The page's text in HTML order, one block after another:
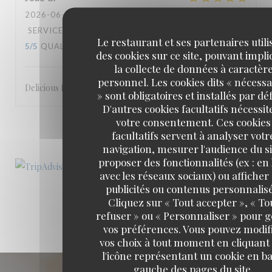
Le restaurant et ses partenaires
des cookies sur ce site, pouvant
la collecte de données à
personnel. Les cookies dits «
» sont obligatoires et installés par
D'autres cookies facultatifs
votre consentement. Ces cookies
facultatifs servent à analyser
navigation, mesurer l'audience du
proposer des fonctionnalités (ex : en
avec les réseaux sociaux) ou afficher
publicités ou contenus
Cliquez sur « Tout accepter », «
refuser » ou « Personnaliser » pour
vos préférences. Vous pouvez
vos choix à tout moment en
l'icône représentant un cookie en
gauche des pages du site.
2026-06-25
SERVICE
5/5 QUALITÉ / PRIX: 5/5
Delicious food and extremely welcoming team.
2 3